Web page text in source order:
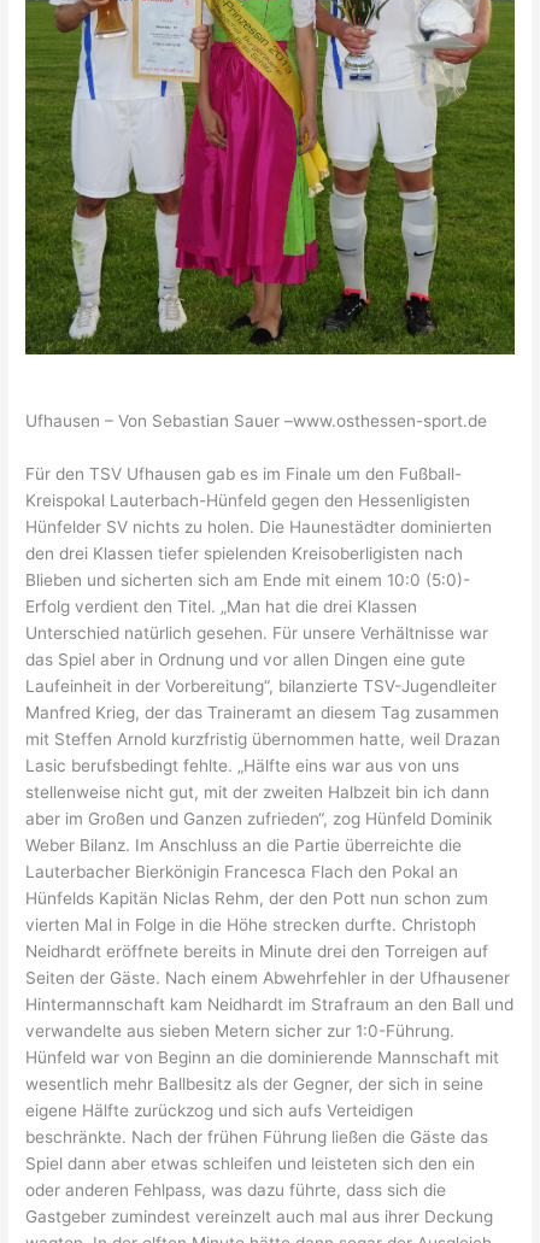
Ufhausen – Von Sebastian Sauer –www.osthessen-sport.de
Für den TSV Ufhausen gab es im Finale um den Fußball-
Kreispokal Lauterbach-Hünfeld gegen den Hessenligisten
Hünfelder SV nichts zu holen. Die Haunestädter dominierten
den drei Klassen tiefer spielenden Kreisoberligisten nach
Blieben und sicherten sich am Ende mit einem 10:0 (5:0)-
Erfolg verdient den Titel. „Man hat die drei Klassen
Unterschied natürlich gesehen. Für unsere Verhältnisse war
das Spiel aber in Ordnung und vor allen Dingen eine gute
Laufeinheit in der Vorbereitung“, bilanzierte TSV-Jugendleiter
Manfred Krieg, der das Traineramt an diesem Tag zusammen
mit Steffen Arnold kurzfristig übernommen hatte, weil Drazan
Lasic berufsbedingt fehlte. „Hälfte eins war aus von uns
stellenweise nicht gut, mit der zweiten Halbzeit bin ich dann
aber im Großen und Ganzen zufrieden“, zog Hünfeld Dominik
Weber Bilanz. Im Anschluss an die Partie überreichte die
Lauterbacher Bierkönigin Francesca Flach den Pokal an
Hünfelds Kapitän Niclas Rehm, der den Pott nun schon zum
vierten Mal in Folge in die Höhe strecken durfte. Christoph
Neidhardt eröffnete bereits in Minute drei den Torreigen auf
Seiten der Gäste. Nach einem Abwehrfehler in der Ufhausener
Hintermannschaft kam Neidhardt im Strafraum an den Ball und
verwandelte aus sieben Metern sicher zur 1:0-Führung.
Hünfeld war von Beginn an die dominierende Mannschaft mit
wesentlich mehr Ballbesitz als der Gegner, der sich in seine
eigene Hälfte zurückzog und sich aufs Verteidigen
beschränkte. Nach der frühen Führung ließen die Gäste das
Spiel dann aber etwas schleifen und leisteten sich den ein
oder anderen Fehlpass, was dazu führte, dass sich die
Gastgeber zumindest vereinzelt auch mal aus ihrer Deckung